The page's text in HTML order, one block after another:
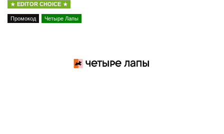
EDITOR CHOICE
Промокод Четыре Лапы